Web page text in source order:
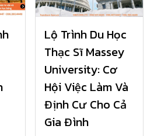
Lộ Trình Du Học
Thạc Sĩ Massey
University: Cơ
Hội Việc Làm Và
Định Cư Cho Cả
Gia Đình